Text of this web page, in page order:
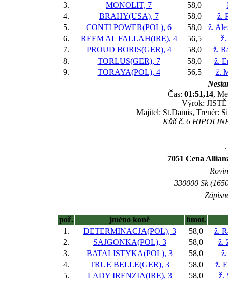
3.
MONOLIT, 7 58,0
4.
BRAHY(USA), 7 58,0
ž.
5.
CONTI POWER(POL), 6 58,0
ž.
6.
REEM AL FALLAH(IRE), 4 56,5
ž.
7.
PROUD BORIS(GER), 4 58,0
ž.
8.
TORLUS(GER), 7 58,0
ž.
9.
TORAYA(POL), 4 56,5
ž.
Čas: 01:51,14,
Výrok: JISTĚ
Majitel: St.Damis, Trenér:
Kůň č. 6
7051 Cena
330000 Sk
poř. jméno koně
hmot.
1.
DETERMINACJA(POL), 3 58,0
ž.
2.
SAJGONKA(POL), 3 58,0
ž.
3.
BATALISTYKA(POL), 3 58,0
4.
TRUE BELLE(GER), 3 58,0
ž.
5.
LADY IRENZIA(IRE), 3 58,0
ž.